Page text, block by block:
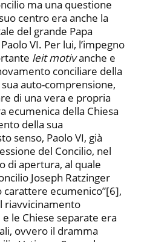
ma una questione
centro era anche la
del grande Papa
VI. Per lui, l’impegno
leit motivanche e
conciliare della
auto-comprensione,
di una vera e propria
ecumenica della Chiesa
della sua
senso, Paolo VI, già
del Concilio, nel
di apertura, al quale
Joseph Ratzinger
carattere ecumenico”[6],
riavvicinamento
le Chiese separate era
ovvero il dramma